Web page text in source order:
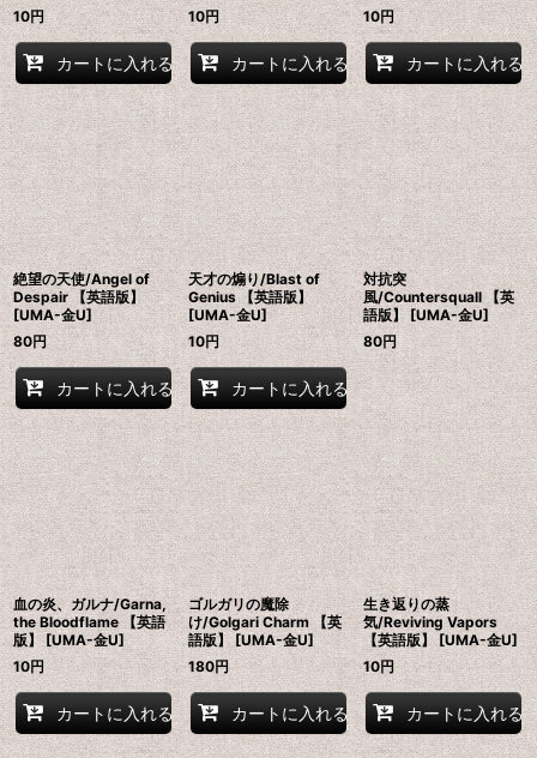
10円
カートに入れる
10円
カートに入れる
10円
カートに入れる
絶望の天使/Angel of
Despair 【英語版】
[UMA-金U]
80円
カートに入れる
天才の煽り/Blast of
Genius 【英語版】
[UMA-金U]
10円
カートに入れる
対抗突
風/Countersquall 【英
語版】 [UMA-金U]
80円
血の炎、ガルナ/Garna,
the Bloodflame 【英語
版】 [UMA-金U]
10円
カートに入れる
ゴルガリの魔除
け/Golgari Charm 【英
語版】 [UMA-金U]
180円
カートに入れる
生き返りの蒸
気/Reviving Vapors
【英語版】 [UMA-金U]
10円
カートに入れる